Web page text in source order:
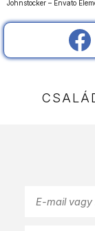
Johnstocker – Envato